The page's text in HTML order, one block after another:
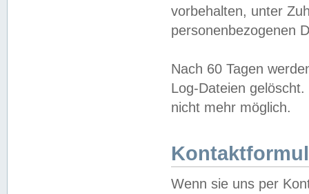
vorbehalten, unter
personenbezogenen
Nach 60 Tagen
Log-Dateien
nicht mehr möglich.
Wenn sie uns per